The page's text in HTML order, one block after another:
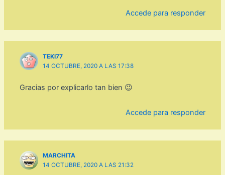
Accede para responder
TEKI77
14 OCTUBRE, 2020 A LAS 17:38
Gracias por explicarlo tan bien 😉
Accede para responder
MARCHITA
14 OCTUBRE, 2020 A LAS 21:32